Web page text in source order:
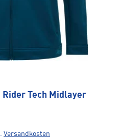
Rider Tech Midlayer
Versandkosten